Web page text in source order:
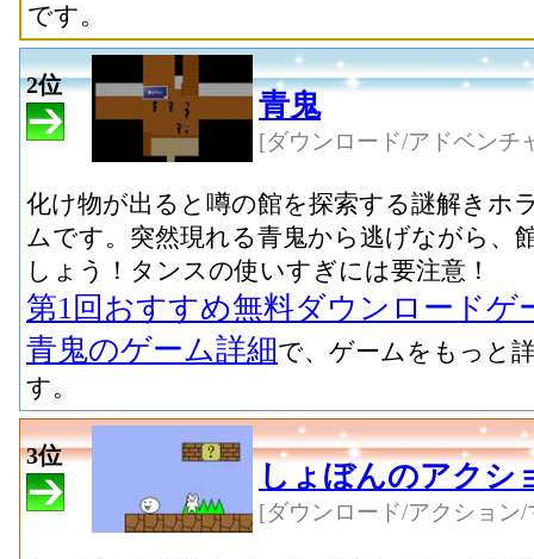
です。
2位
青鬼
[ダウンロード/アドベンチ
化け物が出ると噂の館を探索する謎解きホ
ムです。突然現れる青鬼から逃げながら、
しょう！タンスの使いすぎには要注意！
第1回おすすめ無料ダウンロードゲ
青鬼のゲーム詳細で、ゲームをもっと
す。
3位
しょぼんのアクシ
[ダウンロード/アクション/